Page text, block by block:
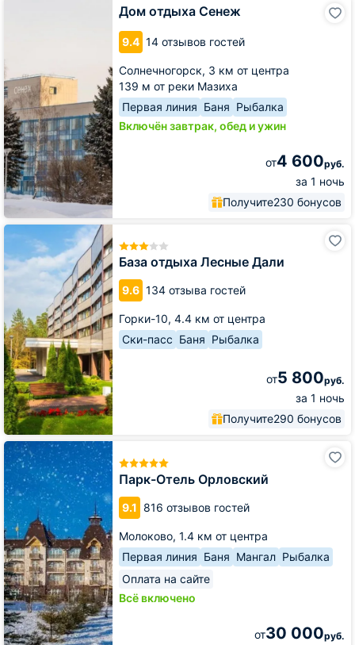
Дом отдыха Сенеж
9.4 14 отзывов гостей
Солнечногорск, 3 км от центра
139 м от реки Мазиха
Первая линия Баня Рыбалка
Включён завтрак, обед и ужин
от4 600руб.
за 1 ночь
Получите230 бонусов
База отдыха Лесные Дали
9.6 134 отзыва гостей
Горки-10, 4.4 км от центра
Ски-пасс Баня Рыбалка
от5 800руб.
за 1 ночь
Получите290 бонусов
База
Лесные
Дали
Парк-Отель Орловский
9.1 816 отзывов гостей
Молоково, 1.4 км от центра
Первая линия Баня Мангал Рыбалка
Оплата на сайте
Всё включено
от30 000руб.
Парк-
Отель
Орловский